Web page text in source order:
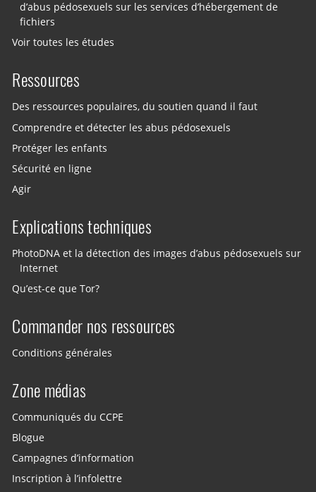
d’abus pédosexuels sur les services d’hébergement de
fichiers
Voir toutes les études
Ressources
Des ressources populaires, du soutien quand il faut
Comprendre et détecter les abus pédosexuels
Protéger les enfants
Sécurité en ligne
Agir
Explications techniques
PhotoDNA et la détection des images d’abus pédosexuels sur
Internet
Qu’est-ce que Tor?
Commander nos ressources
Conditions générales
Zone médias
Communiqués du CCPE
Blogue
Campagnes d’information
Inscription à l’infolettre